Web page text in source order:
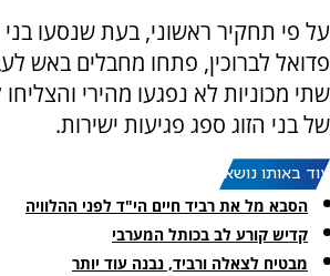
על פי תחקיר ראשוני, בעת שנסעו בני
פדואל לברוכין, פתחו מחבלים באש
שתי מכוניות לא נפגעו מהירי
של בני הזוג ספג פגיעות ישירות.
עוד באותו נושא:
הסבא מל את רביד חיים הי"ד לפני ההלוויה
קדיש קורע לב בכותל המערבי
מבטיח לצאלה ורביד, נבנה עוד יותר